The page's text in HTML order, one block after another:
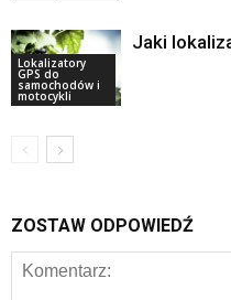
Lokalizatory
GPS do
samochodów i
motocykli
Jaki
ZOSTAW ODPOWIEDŹ